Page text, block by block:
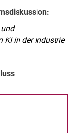
KI in der Industrie